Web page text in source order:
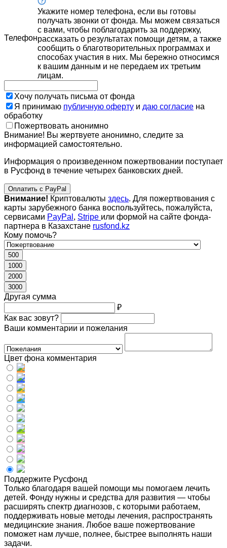
Телефон
Укажите номер телефона, если вы готовы
получать звонки от фонда. Мы можем связаться
с вами, чтобы поблагодарить за поддержку,
рассказать о результатах помощи детям, а также
сообщить о благотворительных программах и
способах участия в них. Мы бережно относимся
к вашим данным и не передаем их третьим
лицам.
Хочу получать письма от фонда
Я принимаю публичную оферту и даю согласие на
обработку
Пожертвовать анонимно
Внимание! Вы жертвуете анонимно, следите за
информацией самостоятельно.
Информация о произведенном пожертвовании поступает
в Русфонд в течение четырех банковских дней.
Оплатить с PayPal
Внимание! Криптовалюты здесь. Для пожертвования с
карты зарубежного банка воспользуйтесь, пожалуйста,
сервисами PayPal , Stripe или формой на сайте фонда-
партнера в Казахстане rusfond.kz
Кому помочь?
500
1000
2000
3000
Другая сумма
₽
Как вас зовут?
Ваши комментарии и пожелания
Цвет фона комментария
Поддержите Русфонд
Только благодаря вашей помощи мы помогаем лечить
детей. Фонду нужны и средства для развития — чтобы
расширять спектр диагнозов, с которыми работаем,
поддерживать новые методы лечения, распространять
медицинские знания. Любое ваше пожертвование
поможет нам лучше, полнее, быстрее выполнять наши
задачи.